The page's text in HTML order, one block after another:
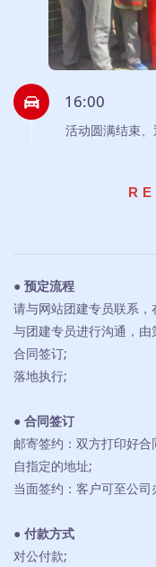
16:00
活动圆满结束、
● 预定流程
请与网站团建专员联系
与团建专员进行沟通，
合同签订;
落地执行;
● 合同签订
邮寄签约：双方打印好
自指定的地址;
当面签约：客户可至公
● 付款方式
对公付款;